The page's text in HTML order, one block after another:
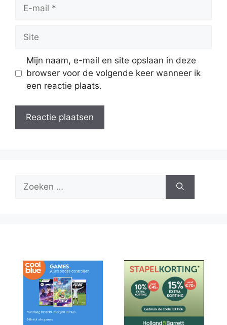
Site
Mijn naam, e-mail en site opslaan in deze
browser voor de volgende keer wanneer ik
een reactie plaats.
naar: